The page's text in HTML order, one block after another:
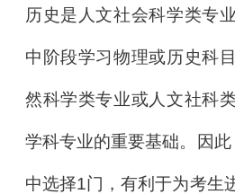
历史是人文社会科学类专
中阶段学习物理或历史科
然科学类专业或人文社科
学科专业的重要基础。因
中选择1门，有利于为考生